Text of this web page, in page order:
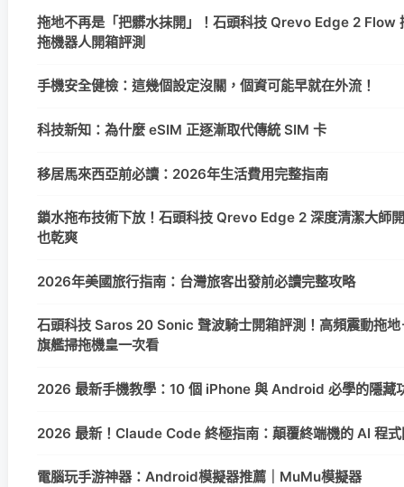
拖地不再是「把髒水抹開」！石頭科技 Qrevo Edge 2 Flow
拖機器人開箱評測
手機安全健檢：這幾個設定沒關，個資可能早就在外流！
科技新知：為什麼 eSIM 正逐漸取代傳統 SIM 卡
移居馬來西亞前必讀：2026年生活費用完整指南
鎖水拖布技術下放！石頭科技 Qrevo Edge 2 深度清潔大師
也乾爽
2026年美國旅行指南：台灣旅客出發前必讀完整攻略
石頭科技 Saros 20 Sonic 聲波騎士開箱評測！高頻震動拖
旗艦掃拖機皇一次看
2026 最新手機教學：10 個 iPhone 與 Android 必學的隱藏
2026 最新！Claude Code 終極指南：顛覆終端機的 AI 程式
電腦玩手游神器：Android模擬器推薦｜MuMu模擬器